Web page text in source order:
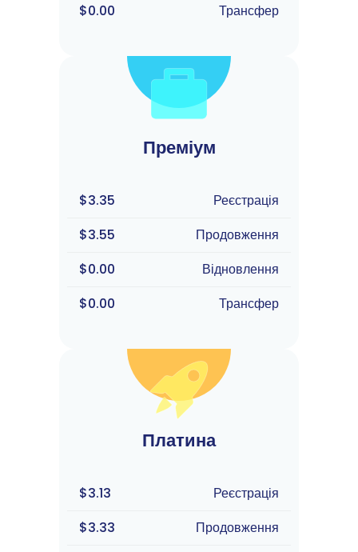
$0.00
Трансфер
Преміум
$3.35
Реєстрація
$3.55
Продовження
$0.00
Відновлення
$0.00
Трансфер
Платина
$3.13
Реєстрація
$3.33
Продовження